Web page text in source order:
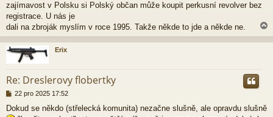
p
ě
v
e
zajímavost v Polsku si Polský občan může koupit perkusní revolver bez
registrace. U nás je
dali na zbroják myslím v roce 1995. Takže někde to jde a někde ne.
a
h
Erix
Re: Dreslerovy flobertky
P
í
22 pro 2025 17:52
Dokud se někdo (střelecká komunita) nezačne slušně, ale opravdu slušně